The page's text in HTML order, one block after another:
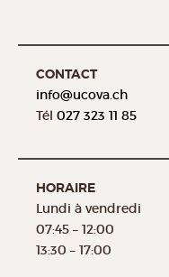
CONTACT
info@ucova.ch
Tél 027 323 11 85
HORAIRE
Lundi à vendredi
07:45 – 12:00
13:30 – 17:00